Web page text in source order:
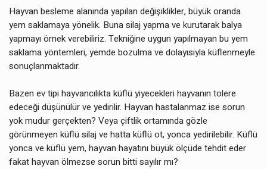
Hayvan besleme alanında yapılan değişiklikler, büyük oranda
yem saklamaya yönelik. Buna silaj yapma ve kurutarak balya
yapmayı örnek verebiliriz. Tekniğine uygun yapılmayan bu yem
saklama yöntemleri, yemde bozulma ve dolayısıyla küflenmeyle
sonuçlanmaktadır.
Bazen ev tipi hayvancılıkta küflü yiyecekleri hayvanın tolere
edeceği düşünülür ve yedirilir. Hayvan hastalanmaz ise sorun
yok mudur gerçekten? Veya çiftlik ortamında gözle
görünmeyen küflü silaj ve hatta küflü ot, yonca yedirilebilir. Küflü
yonca ve küflü yem, hayvan hayatını büyük ölçüde tehdit eder
fakat hayvan ölmezse sorun bitti sayılır mı?